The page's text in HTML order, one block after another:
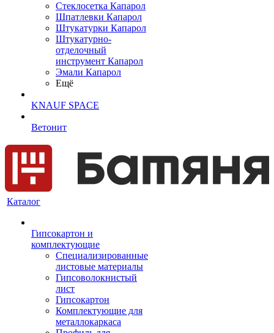
Cтеклосетка Капарол
Шпатлевки Капарол
Штукатурки Капарол
Штукатурно-
отделочный
инструмент Капарол
Эмали Капарол
Ещё
KNAUF SPACE
Ветонит
Каталог
Гипсокартон и
комплектующие
Специализированные
листовые материалы
Гипсоволокнистый
лист
Гипсокартон
Комплектующие для
металлокаркаса